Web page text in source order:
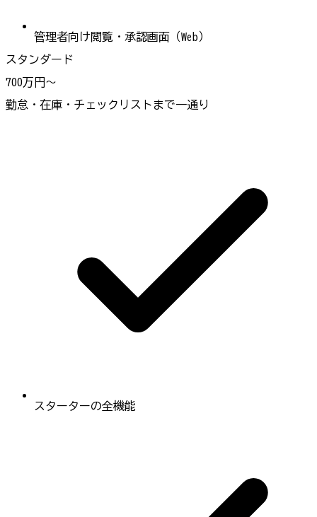
管理者向け閲覧・承認画面（Web）
スタンダード
700万円〜
勤怠・在庫・チェックリストまで一通り
スターターの全機能